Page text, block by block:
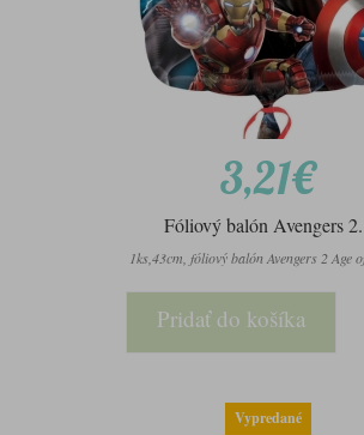
3,21€
Fóliový balón Avengers
1ks,43cm, fóliový balón Avengers 2 Age
Pridať do košíka
Vypredané